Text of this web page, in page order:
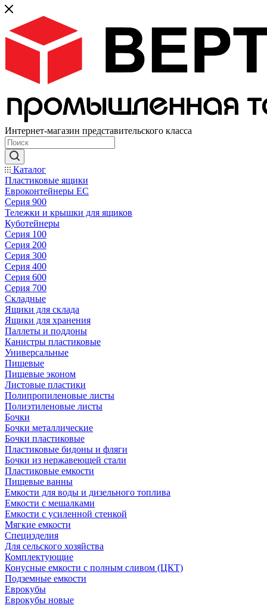
Интернет-магазин представительского класса
Каталог
Пластиковые ящики
Евроконтейнеры ЕС
Серия 900
Тележки и крышки для ящиков
Куботейнеры
Серия 100
Серия 200
Серия 300
Серия 400
Серия 600
Серия 700
Складные
Ящики для склада
Ящики для хранения
Паллеты и поддоны
Канистры пластиковые
Универсальные
Пищевые
Пищевые эконом
Листовые пластики
Полипропиленовые листы
Полиэтиленовые листы
Бочки
Бочки металлические
Бочки пластиковые
Пластиковые бидоны и фляги
Бочки из нержавеющей стали
Пластиковые емкости
Пищевые ванны
Емкости для воды и дизельного топлива
Емкости с мешалками
Емкости с усиленной стенкой
Мягкие емкости
Специзделия
Для сельского хозяйства
Комплектующие
Конусные емкости с полным сливом (ЦКТ)
Подземные емкости
Еврокубы
Еврокубы новые